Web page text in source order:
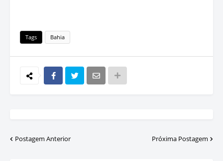
Tags Bahia
Postagem Anterior Próxima Postagem